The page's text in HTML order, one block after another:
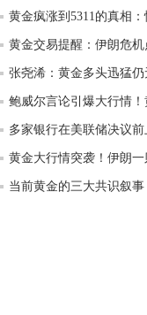
多家银行在美联储决议
当前黄金的三大共识叙